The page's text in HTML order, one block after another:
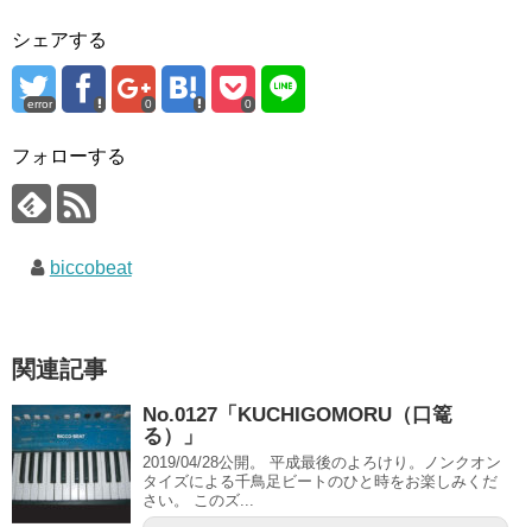
シェアする
error 0 0
フォローする
biccobeat
関連記事
No.0127「KUCHIGOMORU（口篭
る）」
2019/04/28公開。 平成最後のよろけり。ノンクオン
タイズによる千鳥足ビートのひと時をお楽しみくだ
さい。 このズ...